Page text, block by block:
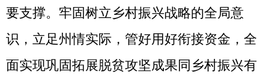
果可信。二是 加强日常预算绩效管理工作评
价考核。落实自治区预算绩效管理考核要
求，对克州各县（市）各部门落实预算绩效